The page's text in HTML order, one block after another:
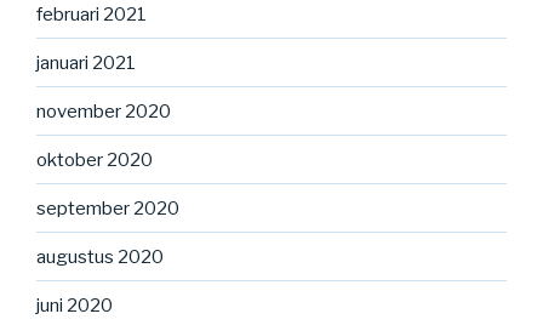
februari 2021
januari 2021
november 2020
oktober 2020
september 2020
augustus 2020
juni 2020